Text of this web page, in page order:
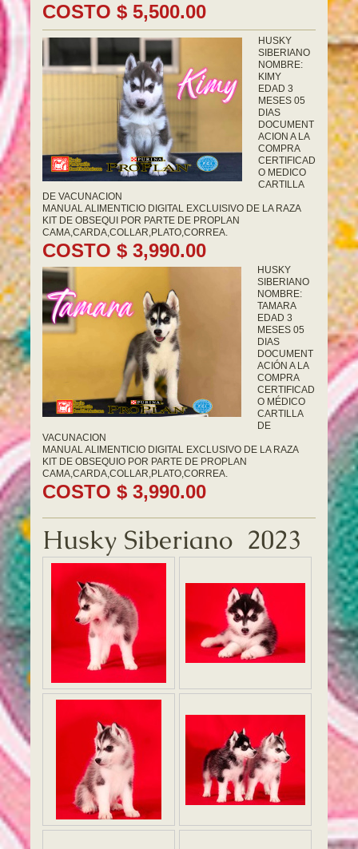
COSTO $ 5,500.00
HUSKY
SIBERIANO
NOMBRE:
KIMY
EDAD 3
MESES 05
DIAS
DOCUMENT
ACION A LA
COMPRA
CERTIFICAD
O MEDICO
CARTILLA
DE VACUNACION
MANUAL ALIMENTICIO DIGITAL EXCLUISIVO DE LA RAZA
KIT DE OBSEQUI POR PARTE DE PROPLAN
CAMA,CARDA,COLLAR,PLATO,CORREA.
COSTO $ 3,990.00
HUSKY
SIBERIANO
NOMBRE:
TAMARA
EDAD 3
MESES 05
DIAS
DOCUMENT
ACIÓN A LA
COMPRA
CERTIFICAD
O MÉDICO
CARTILLA
DE
VACUNACION
MANUAL ALIMENTICIO DIGITAL EXCLUSIVO DE LA RAZA
KIT DE OBSEQUIO POR PARTE DE PROPLAN
CAMA,CARDA,COLLAR,PLATO,CORREA.
COSTO $ 3,990.00
Husky Siberiano 2023